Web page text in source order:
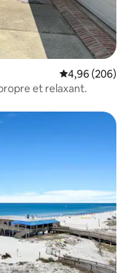
Évaluation
4,96 (206)
et relaxant.